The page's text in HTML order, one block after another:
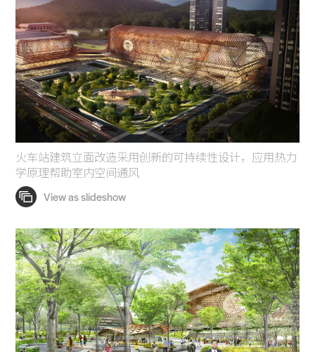
火车站建筑立面改造采用创新的可持续性设计，应用热力
学原理帮助室内空间通风
Search Sasaki